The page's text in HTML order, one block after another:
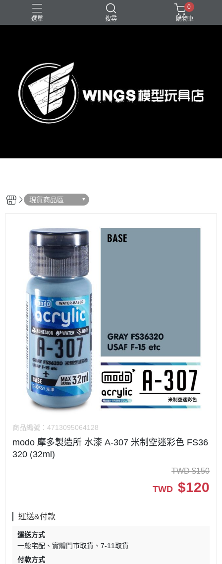
選單 搜尋
0
購物車
現貨商品區
商品編號： 4713095064128
modo 摩多製造所 水漆 A-307 米制空迷彩色 FS36
320 (32ml)
TWD $150
TWD $120
運送&付款
運送方式
一般宅配
實體門市取貨
7-11取貨
付款方式